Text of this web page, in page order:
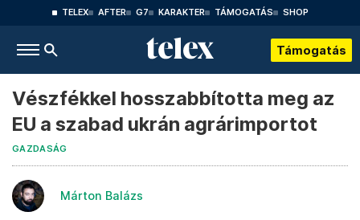
TELEX AFTER G7 KARAKTER TÁMOGATÁS SHOP
Támogatás
Vészfékkel hosszabbította meg az
EU a szabad ukrán agrárimportot
GAZDASÁG
Márton Balázs